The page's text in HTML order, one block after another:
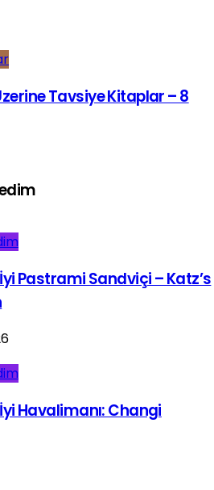
Tavsiye Kitaplar – 8
Pastrami Sandviçi – Katz’s
Havalimanı: Changi